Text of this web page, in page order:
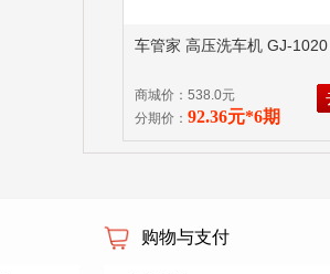
车管家 高压洗车机 GJ-
商城价：538.0元
分期价： 92.36元*6期
购物与支付